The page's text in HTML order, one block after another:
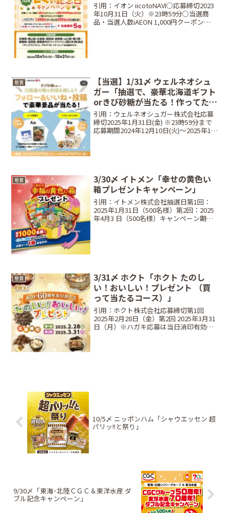
引用：イオン iicotoNAVI○応募締切2023
年10月31日（火）※23時59分○当選商
品・当選人数iAEON 1,000円クーポン
懸賞
【当選】1/31〆 ウェルネオシュ
ガー「抽選で、豪華北海道ギフト
orきび砂糖が当たる！作ってたの
しい。食べておいしい。＃おうち
がふるさと「郷土料理レシピキャ
ンペーン」第六弾」
引用：ウェルネオシュガー株式会社応募
締切2025年1月31日(金) ※23時59分まで
応募期間2024年12月10日(火)～2025年1月
懸賞
3/30〆 イトメン「幸せの黄色い
箱プレゼントキャンペーン」
引用：イトメン株式会社抽選日第1回：
2025年1月31日（500名様）第2回：2025
年4月3 日（500名様）キャンペーン期間
懸賞
3/31〆 ホクト「ホクト たのし
い！おいしい！プレゼント （買
って当たるコース）」
引用：ホクト株式会社応募締切第1回
2025年2月28日（金）第2回 2025年3月31
日（月）※ハガキ応募は当日消印有効、
10/5〆 ニッポンハム「シャウエッセン 超
パリッ!!と祭り」
9/30〆「東海･北陸ＣＧＣ＆東洋水産 ダ
ブル記念キャンペーン」